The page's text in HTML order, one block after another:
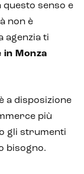
senso e
non è
agenzia ti
in Monza
a disposizione
più
gli strumenti
bisogno.